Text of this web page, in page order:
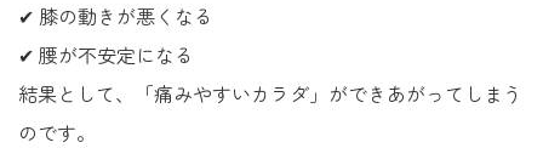
✔ 膝の動きが悪くなる
✔ 腰が不安定になる
結果として、「痛みやすいカラダ」ができあがってしまう
のです。